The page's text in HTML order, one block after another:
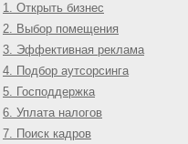
1. Открыть бизнес
2. Выбор помещения
3. Эффективная реклама
4. Подбор аутсорсинга
5. Господдержка
6. Уплата налогов
7. Поиск кадров